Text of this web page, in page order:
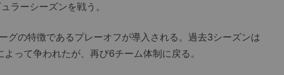
ラーシーズンを戦う。
グの特徴であるプレーオフが導入される。過去3シーズンは
って争われたが、再び6チーム体制に戻る。